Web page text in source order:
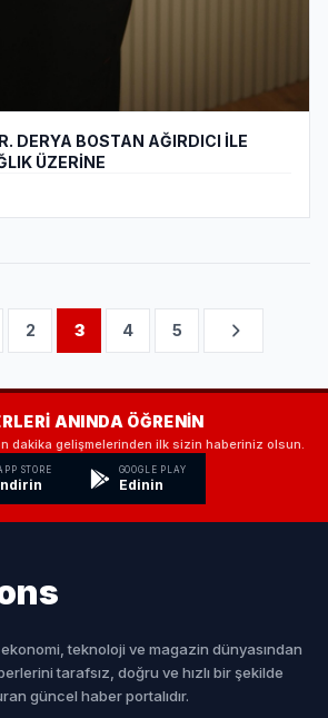
DERYA BOSTAN AĞIRDICI İLE
ÜZERİNE
2 3 4 5
ANINDA ÖĞRENIN
dakika gelişmelerinden ilk sizin haberiniz olsun.
STORE GOOGLE PLAY
Edinin
teknoloji ve magazin dünyasından
tarafsız, doğru ve hızlı bir şekilde
güncel haber portalıdır.